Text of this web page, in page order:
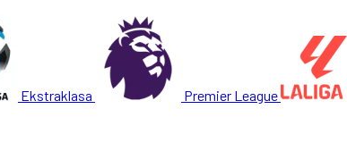
Ekstraklasa Premier League